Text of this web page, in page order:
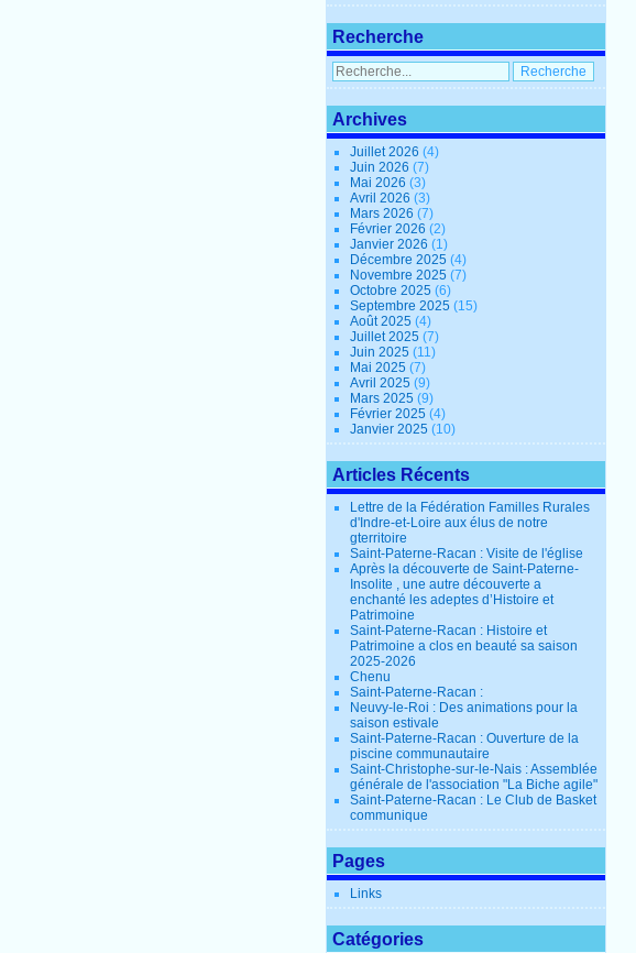
Recherche
Archives
Juillet 2026(4)
Juin 2026(7)
Mai 2026(3)
Avril 2026(3)
Mars 2026(7)
Février 2026(2)
Janvier 2026(1)
Décembre 2025(4)
Novembre 2025(7)
Octobre 2025(6)
Septembre 2025(15)
Août 2025(4)
Juillet 2025(7)
Juin 2025(11)
Mai 2025(7)
Avril 2025(9)
Mars 2025(9)
Février 2025(4)
Janvier 2025(10)
Articles Récents
Lettre de la Fédération Familles Rurales
d'Indre-et-Loire aux élus de notre
gterritoire
Saint-Paterne-Racan : Visite de l'église
Après la découverte de Saint-Paterne-
Insolite , une autre découverte a
enchanté les adeptes d’Histoire et
Patrimoine
Saint-Paterne-Racan : Histoire et
Patrimoine a clos en beauté sa saison
2025-2026
Chenu
Saint-Paterne-Racan :
Neuvy-le-Roi : Des animations pour la
saison estivale
Saint-Paterne-Racan : Ouverture de la
piscine communautaire
Saint-Christophe-sur-le-Nais : Assemblée
générale de l'association "La Biche agile"
Saint-Paterne-Racan : Le Club de Basket
communique
Pages
Links
Catégories